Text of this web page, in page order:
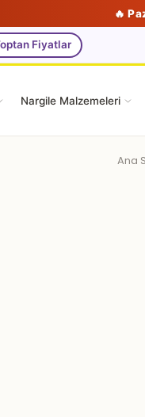
🔥
Fiyatlar
Nargile Malzemeleri
Ana